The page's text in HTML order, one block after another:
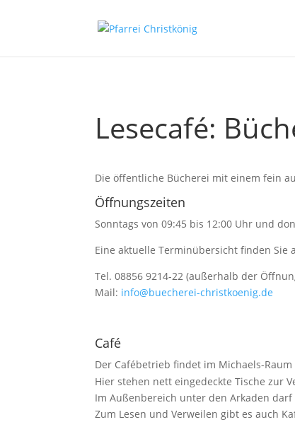
Lesecafé:
Die öffentliche Bücherei mit einem fein
Öffnungszeiten
Sonntags von 09:45 bis 12:00 Uhr und
Eine aktuelle Terminübersicht finden Sie
Tel. 08856 9214-22 (außerhalb der
Mail: info@buecherei-christkoenig.de
Café
Der Cafébetrieb findet im Michaels-Raum
Hier stehen nett eingedeckte Tische zur
Im Außenbereich unter den Arkaden
Zum Lesen und Verweilen gibt es auch